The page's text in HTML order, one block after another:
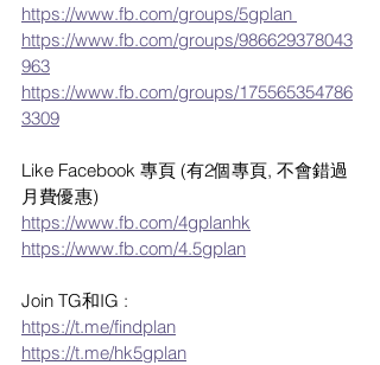
https://www.fb.com/groups/5gplan
https://www.fb.com/groups/986629378043
963
https://www.fb.com/groups/175565354786
3309
Like Facebook 專頁 (有2個專頁, 不會錯過
月費優惠)
https://www.fb.com/4gplanhk
https://www.fb.com/4.5gplan
Join TG和IG :
https://t.me/findplan
https://t.me/hk5gplan